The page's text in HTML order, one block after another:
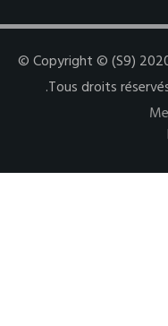
© Copyright © (S9)
.Tous droits